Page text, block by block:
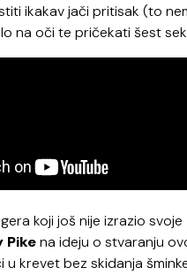
ikakav jači pritisak (to
na oči te pričekati šest
koji još nije izrazio
Pikena ideju o stvaranju
u krevet bez skidanja